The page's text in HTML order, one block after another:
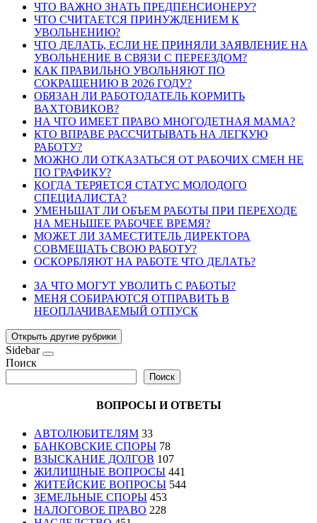
ЧТО ВАЖНО ЗНАТЬ ПРЕДПЕНСИОНЕРУ?
ЧТО СЧИТАЕТСЯ ПРИНУЖДЕНИЕМ К
УВОЛЬНЕНИЮ?
ЧТО ДЕЛАТЬ, ЕСЛИ НЕ ПРИНЯЛИ ЗАЯВЛЕНИЕ НА
УВОЛЬНЕНИЕ В СВЯЗИ С ПЕРЕЕЗДОМ?
КАК ПРАВИЛЬНО УВОЛЬНЯЮТ ПО
СОКРАЩЕНИЮ В 2026 ГОДУ?
ОБЯЗАН ЛИ РАБОТОДАТЕЛЬ КОРМИТЬ
ВАХТОВИКОВ?
НА ЧТО ИМЕЕТ ПРАВО МНОГОДЕТНАЯ МАМА?
КТО ВПРАВЕ РАССЧИТЫВАТЬ НА ЛЕГКУЮ
РАБОТУ?
МОЖНО ЛИ ОТКАЗАТЬСЯ ОТ РАБОЧИХ СМЕН НЕ
ПО ГРАФИКУ?
КОГДА ТЕРЯЕТСЯ СТАТУС МОЛОДОГО
СПЕЦИАЛИСТА?
УМЕНЬШАТ ЛИ ОБЪЕМ РАБОТЫ ПРИ ПЕРЕХОДЕ
НА МЕНЬШЕЕ РАБОЧЕЕ ВРЕМЯ?
МОЖЕТ ЛИ ЗАМЕСТИТЕЛЬ ДИРЕКТОРА
СОВМЕЩАТЬ СВОЮ РАБОТУ?
ОСКОРБЛЯЮТ НА РАБОТЕ ЧТО ДЕЛАТЬ?
ЗА ЧТО МОГУТ УВОЛИТЬ С РАБОТЫ?
МЕНЯ СОБИРАЮТСЯ ОТПРАВИТЬ В
НЕОПЛАЧИВАЕМЫЙ ОТПУСК
Открыть другие рубрики
Sidebar
Поиск
Поиск
ВОПРОСЫ И ОТВЕТЫ
АВТОЛЮБИТЕЛЯМ 33
БАНКОВСКИЕ СПОРЫ 78
ВЗЫСКАНИЕ ДОЛГОВ 107
ЖИЛИЩНЫЕ ВОПРОСЫ 441
ЖИТЕЙСКИЕ ВОПРОСЫ 544
ЗЕМЕЛЬНЫЕ СПОРЫ 453
НАЛОГОВОЕ ПРАВО 228